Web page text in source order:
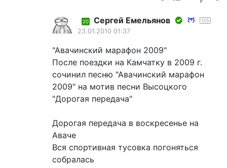
20 Сергей Емельянов 125
23.01.2010 01:37
"Авачинский марафон 2009"
После поездки на Камчатку в 2009 г.
сочинил песню "Авачинский марафон
2009" на мотив песни Высоцкого
"Дорогая передача"
Дорогая передача в воскресенье на
Аваче
Вся спортивная тусовка погоняться
собралась